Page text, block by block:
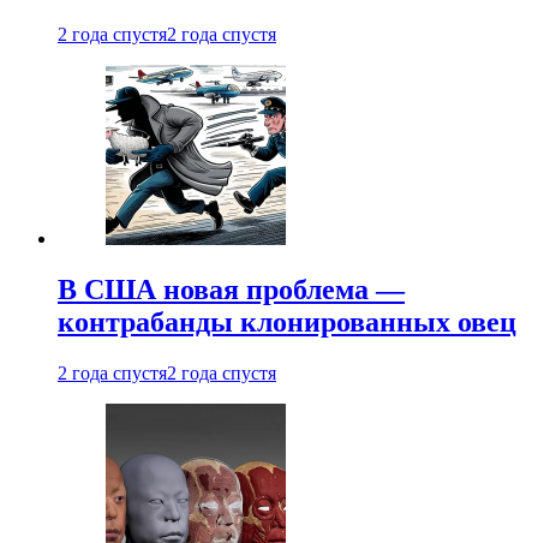
2 года спустя2 года спустя
В США новая проблема —
контрабанды клонированных овец
2 года спустя2 года спустя